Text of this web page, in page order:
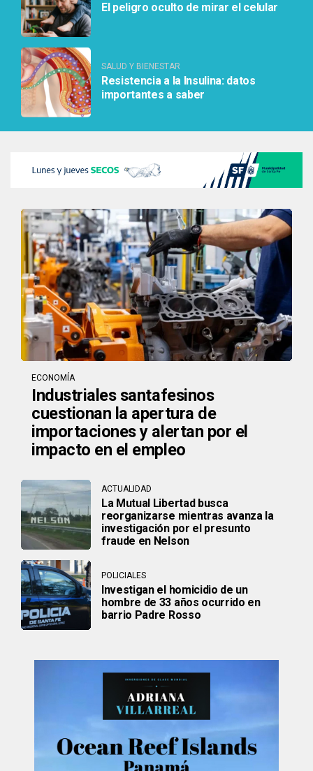
El peligro oculto de mirar el celular
SALUD Y BIENESTAR
Resistencia a la Insulina: datos
importantes a saber
ECONOMÍA
Industriales santafesinos
cuestionan la apertura de
importaciones y alertan por el
impacto en el empleo
ACTUALIDAD
La Mutual Libertad busca
reorganizarse mientras avanza la
investigación por el presunto
fraude en Nelson
POLICIALES
Investigan el homicidio de un
hombre de 33 años ocurrido en
barrio Padre Rosso